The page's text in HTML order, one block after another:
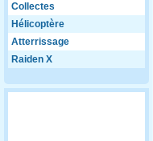
Collectes
Hélicoptère
Atterrissage
Raiden X